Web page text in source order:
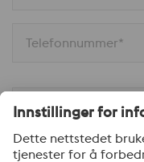
Telefonnummer*
Firma*